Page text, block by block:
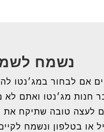
נשמח
אם לבחור במג׳נטו
חנות מג׳נטו ואתם
לעצה טובה שתיקח
או בטלפון ונשמח